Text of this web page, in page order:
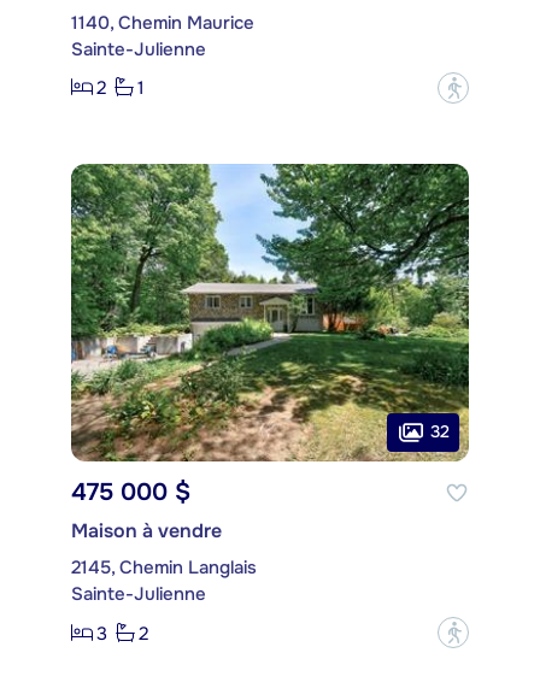
1140, Chemin Maurice
Sainte-Julienne
2
1 ?
32
475 000 $
Maison à vendre
2145, Chemin Langlais
Sainte-Julienne
3
2 ?